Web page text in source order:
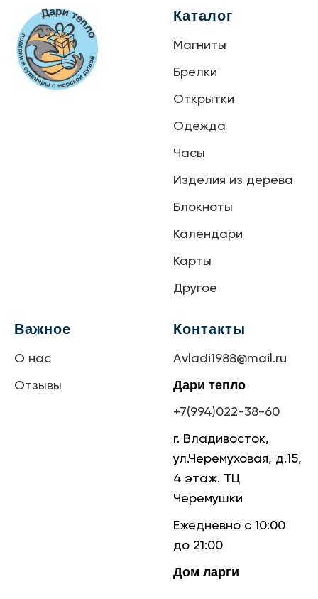
Каталог
Магниты
Брелки
Открытки
Одежда
Часы
Изделия из дерева
Блокноты
Календари
Карты
Другое
Важное
О нас
Отзывы
Контакты
Avladi1988@mail.ru
Дари тепло
+7(994)022-38-60
г. Владивосток,
ул.Черемуховая, д.15,
4 этаж. ТЦ
Черемушки
Ежедневно с 10:00
до 21:00
Дом ларги